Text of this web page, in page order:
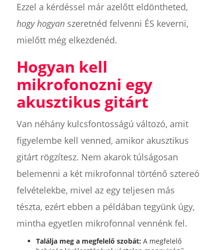
Ezzel a kérdéssel már azelőtt eldöntheted,
hogy hogyanszeretnéd felvenni ÉS keverni,
mielőtt még elkezdenéd.
Hogyan kell
mikrofonozni egy
akusztikus gitárt
Van néhány kulcsfontosságú változó, amit
figyelembe kell venned, amikor akusztikus
gitárt rögzítesz. Nem akarok túlságosan
belemenni a két mikrofonnal történő sztereó
felvételekbe, mivel az egy teljesen más
tészta, ezért ebben a példában tegyünk úgy,
mintha egyetlen mikrofonnal vennénk fel.
Találja meg a megfelelő szobát: A megfelelő